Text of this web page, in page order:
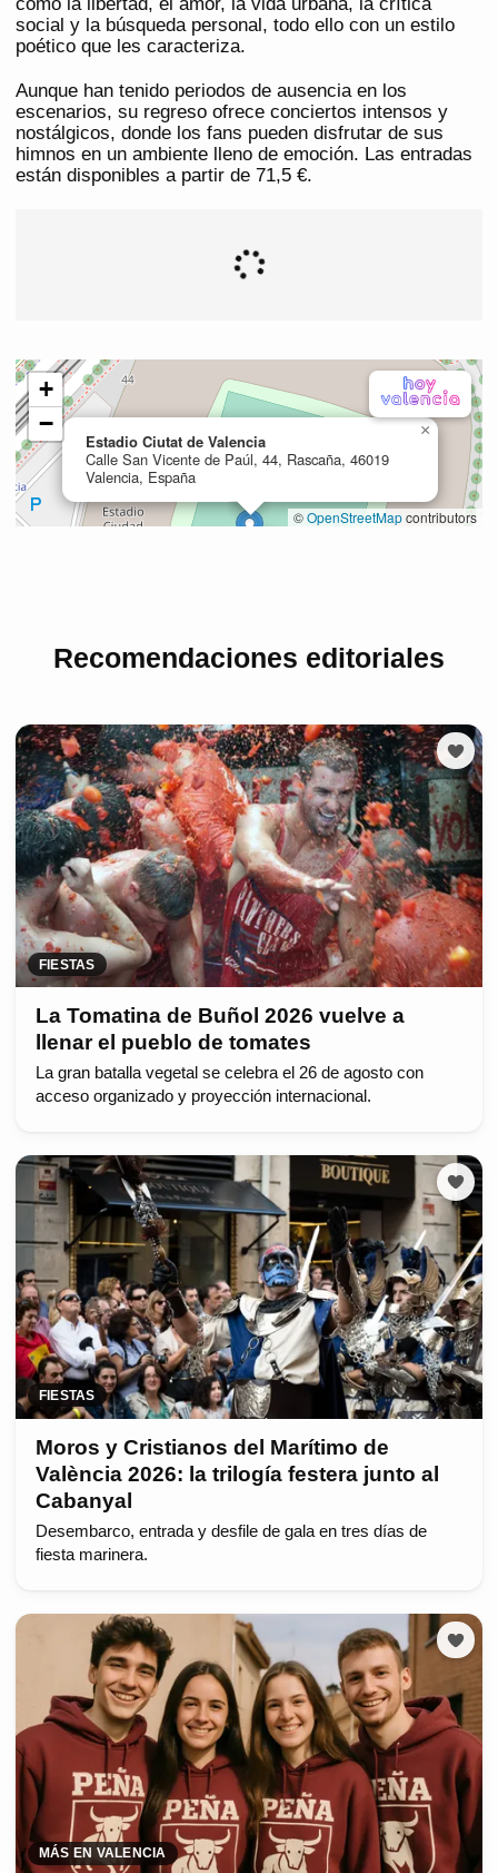
social y la búsqueda personal, todo ello con un estilo
poético que les caracteriza.
Aunque han tenido periodos de ausencia en los
escenarios, su regreso ofrece conciertos intensos y
nostálgicos, donde los fans pueden disfrutar de sus
himnos en un ambiente lleno de emoción. Las entradas
están disponibles a partir de 71,5 €.
Recomendaciones editoriales
FIESTAS
La Tomatina de Buñol 2026 vuelve a
llenar el pueblo de tomates
La gran batalla vegetal se celebra el 26 de agosto con
acceso organizado y proyección internacional.
FIESTAS
Moros y Cristianos del Marítimo de
València 2026: la trilogía festera junto al
Cabanyal
Desembarco, entrada y desfile de gala en tres días de
fiesta marinera.
MÁS EN VALENCIA